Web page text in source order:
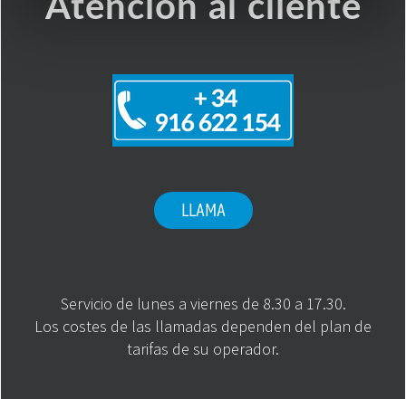
Atención al cliente
LLAMA
Servicio de lunes a viernes de 8.30 a 17.30.
Los costes de las llamadas dependen del plan de
tarifas de su operador.